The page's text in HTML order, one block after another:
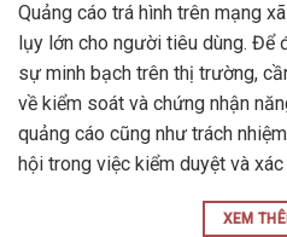
Quảng cáo trá hình trên mạng
lụy lớn cho người tiêu dùng. Để
sự minh bạch trên thị trường,
về kiểm soát và chứng nhận
quảng cáo cũng như trách
hội trong việc kiểm duyệt và
XEM